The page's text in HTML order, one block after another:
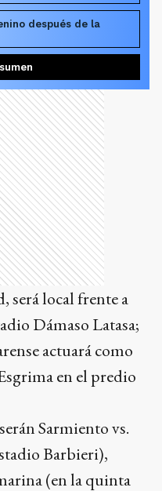
después de la
será local frente a
Dámaso Latasa;
actuará como
en el predio
Sarmiento vs.
Barbieri),
(en la quinta